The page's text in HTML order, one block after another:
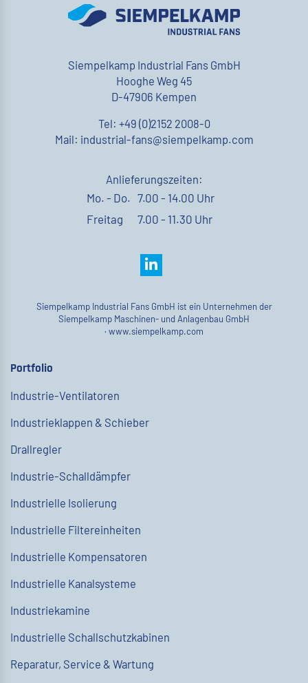
Siempelkamp Industrial Fans GmbH
Hooghe Weg 45
D-47906 Kempen
Tel: +49 (0)2152 2008-0
Mail: industrial-fans@siempelkamp.com
Anlieferungszeiten:
Mo. - Do. 7.00 - 14.00 Uhr
Freitag
7.00 - 11.30 Uhr
Siempelkamp Industrial Fans GmbH ist ein Unternehmen der
Siempelkamp Maschinen- und Anlagenbau GmbH
· www.siempelkamp.com
Portfolio
Industrie-Ventilatoren
Industrieklappen & Schieber
Drallregler
Industrie-Schalldämpfer
Industrielle Isolierung
Industrielle Filtereinheiten
Industrielle Kompensatoren
Industrielle Kanalsysteme
Industriekamine
Industrielle Schallschutzkabinen
Reparatur, Service & Wartung